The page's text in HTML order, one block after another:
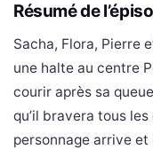
Résumé de
Sacha, Flora, Pierre
une halte au centre
courir après sa
qu’il bravera tous
personnage arrive